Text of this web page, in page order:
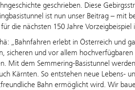
geschrieben. Diese
ist nun unser Beitrag – mit
die nächsten 150 Jahre
„Bahnfahren erlebt in Österreich und
sicheren und vor allem
Mit dem Semmering-Basistunnel
Kärnten. So entstehen neue Lebens-
Bahn ermöglicht wird. Wir